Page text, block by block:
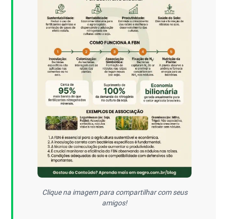
Clique na imagem para compartilhar com seus
amigos!